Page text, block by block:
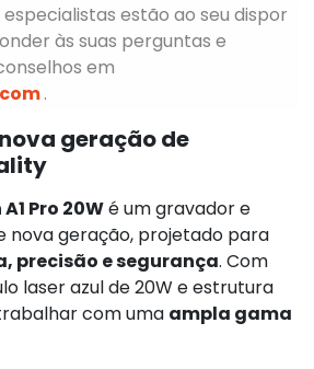
especialistas estão ao seu dispor
às suas perguntas e
em
.
geração de
Pro 20Wé um gravador e
nova geração, projetado para
precisão e segurança. Com
laser azul de 20W e estrutura
com uma ampla gama